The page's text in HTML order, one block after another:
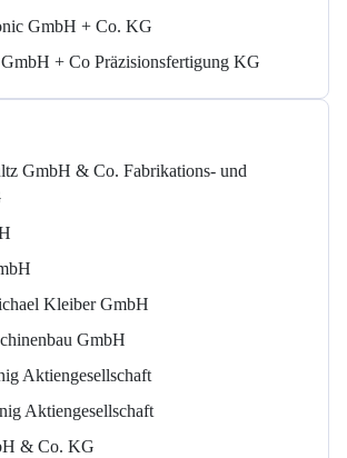
GmbH + Co. KG
+ Co Präzisionsfertigung KG
GmbH & Co. Fabrikations- und
Kleiber GmbH
GmbH
Aktiengesellschaft
Aktiengesellschaft
& Co. KG